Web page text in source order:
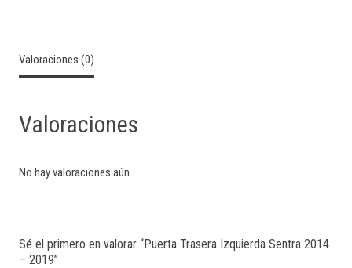
Valoraciones (0)
Valoraciones
No hay valoraciones aún.
Sé el primero en valorar “Puerta Trasera Izquierda Sentra 2014
– 2019”